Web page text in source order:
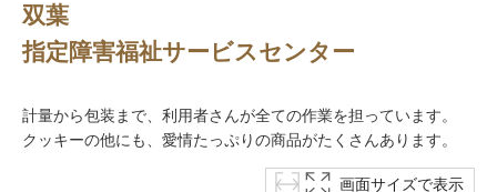
双葉
指定障害福祉サービスセンター
計量から包装まで、利用者さんが全ての作業を担っています。
クッキーの他にも、愛情たっぷりの商品がたくさんあります。
画面サイズで表示